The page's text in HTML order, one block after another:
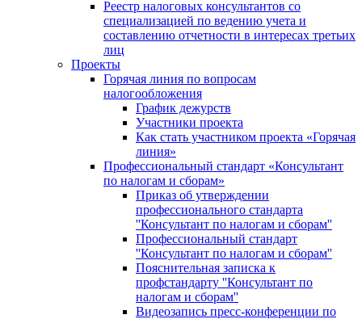
Реестр налоговых консультантов со
специализацией по ведению учета и
составлению отчетности в интересах третьих
лиц
Проекты
Горячая линия по вопросам
налогообложения
График дежурств
Участники проекта
Как стать участником проекта «Горячая
линия»
Профессиональный стандарт «Консультант
по налогам и сборам»
Приказ об утверждении
профессионального стандарта
''Консультант по налогам и сборам''
Профессиональный стандарт
''Консультант по налогам и сборам''
Пояснительная записка к
профстандарту ''Консультант по
налогам и сборам''
Видеозапись пресс-конференции по